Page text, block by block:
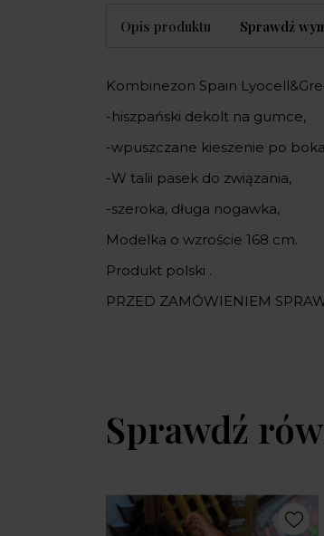
Opis produktu Sprawdź
Kombinezon Spain
-hiszpański dekolt na gumce,
-wpuszczane kieszenie po
-W talii pasek do związania,
-szeroka, długa nogawka,
Modelka o wzroście 168 cm.
Produkt polski .
PRZED ZAMÓWIENIEM
Sprawdź